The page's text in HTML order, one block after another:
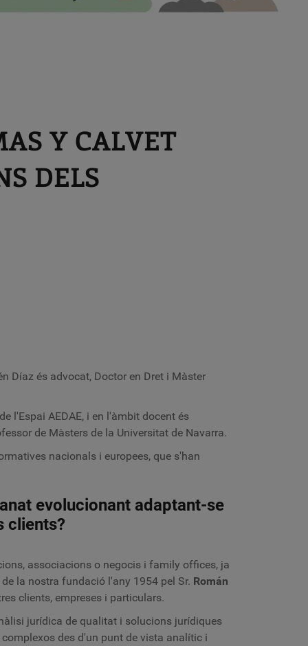
Y CALVET
DELS
Díaz és advocat, Doctor en Dret i Màster
l'Espai AEDAE, i en l'àmbit docent és
de Màsters de la Universitat de Navarra.
nacionals i europees, que s'han
evolucionant adaptant-se
clients?
associacions o negocis i family offices, ja
la nostra fundació l'any 1954 pel Sr. Román
clients, empreses i particulars.
jurídica de qualitat i solucions jurídiques
des d'un punt de vista analític i